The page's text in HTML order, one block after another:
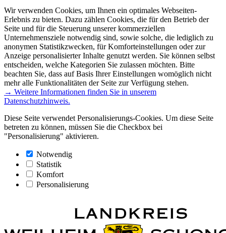
Wir verwenden Cookies, um Ihnen ein optimales Webseiten-
Erlebnis zu bieten. Dazu zählen Cookies, die für den Betrieb der
Seite und für die Steuerung unserer kommerziellen
Unternehmensziele notwendig sind, sowie solche, die lediglich zu
anonymen Statistikzwecken, für Komforteinstellungen oder zur
Anzeige personalisierter Inhalte genutzt werden. Sie können selbst
entscheiden, welche Kategorien Sie zulassen möchten. Bitte
beachten Sie, dass auf Basis Ihrer Einstellungen womöglich nicht
mehr alle Funktionalitäten der Seite zur Verfügung stehen.
→ Weitere Informationen finden Sie in unserem
Datenschutzhinweis.
Diese Seite verwendet Personalisierungs-Cookies. Um diese Seite
betreten zu können, müssen Sie die Checkbox bei
"Personalisierung" aktivieren.
Notwendig
Statistik
Komfort
Personalisierung